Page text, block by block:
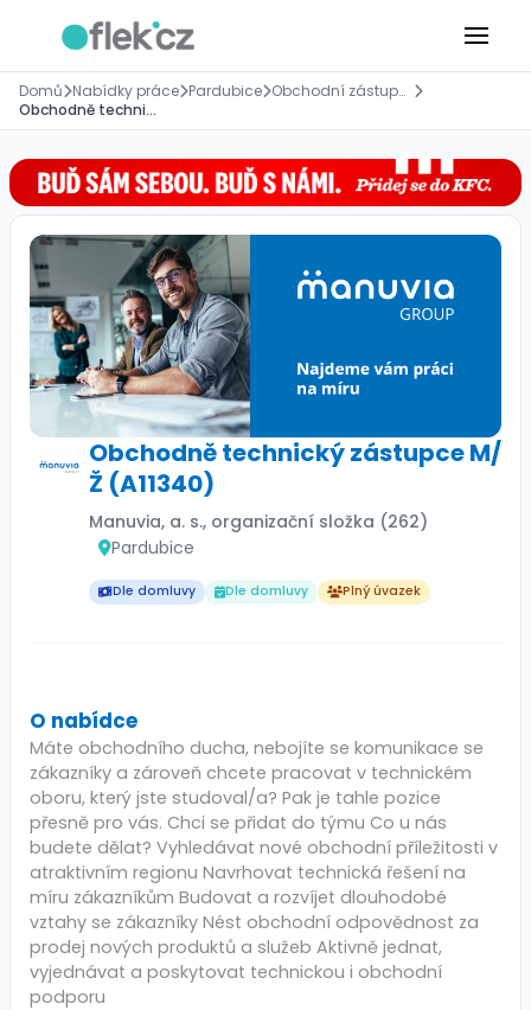
Domů Nabídky práce Pardubice
Obchodní zástupce, asistent, manažer
Obchodně technický zástupce M/Ž (A11340)
Obchodně technický zástupce M/
Ž (A11340)
Manuvia, a. s., organizační složka (262)
Pardubice
Dle domluvy Dle domluvy Plný úvazek
O nabídce
Máte obchodního ducha, nebojíte se komunikace se
zákazníky a zároveň chcete pracovat v technickém
oboru, který jste studoval/a? Pak je tahle pozice
přesně pro vás. Chci se přidat do týmu Co u nás
budete dělat? Vyhledávat nové obchodní příležitosti v
atraktivním regionu Navrhovat technická řešení na
míru zákazníkům Budovat a rozvíjet dlouhodobé
vztahy se zákazníky Nést obchodní odpovědnost za
prodej nových produktů a služeb Aktivně jednat,
vyjednávat a poskytovat technickou i obchodní
podporu